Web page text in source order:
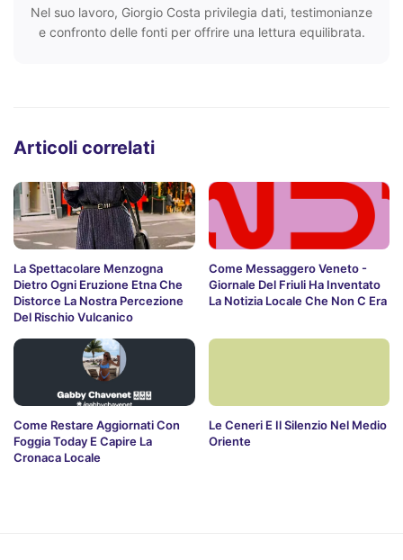
Nel suo lavoro, Giorgio Costa privilegia dati, testimonianze
e confronto delle fonti per offrire una lettura equilibrata.
Articoli correlati
La Spettacolare Menzogna
Dietro Ogni Eruzione Etna Che
Distorce La Nostra Percezione
Del Rischio Vulcanico
Come Messaggero Veneto -
Giornale Del Friuli Ha Inventato
La Notizia Locale Che Non C Era
Come Restare Aggiornati Con
Foggia Today E Capire La
Cronaca Locale
Le Ceneri E Il Silenzio Nel Medio
Oriente